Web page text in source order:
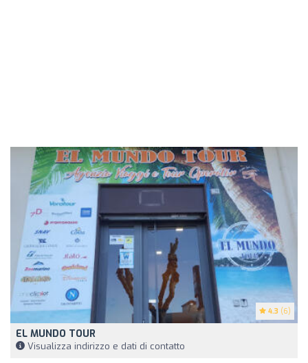
4.3 (6)
EL MUNDO TOUR
Visualizza indirizzo e dati di contatto